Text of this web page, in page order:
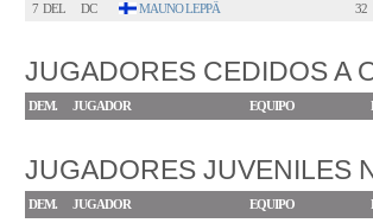
7 DEL DC MAUNO LEPPÄ 32
JUGADORES CEDIDOS A
DEM. JUGADOR EQUIPO
JUGADORES JUVENILES
DEM. JUGADOR EQUIPO